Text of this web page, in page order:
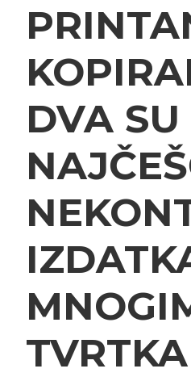
DVA SU